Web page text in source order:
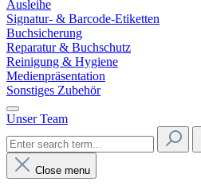
Ausleihe
Signatur- & Barcode-Etiketten
Buchsicherung
Reparatur & Buchschutz
Reinigung & Hygiene
Medienpräsentation
Sonstiges Zubehör
Unser Team
Close menu